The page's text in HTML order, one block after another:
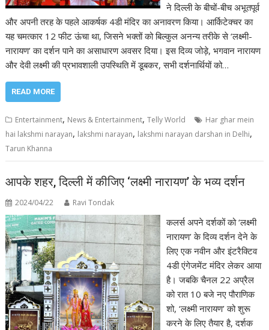
ने दिल्ली के बीचों-बीच अभूतपूर्व
और अपनी तरह के पहले आकर्षक 4डी मंदिर का अनावरण किया। आर्किटेक्चर का
यह चमत्कार 12 फीट ऊंचा था, जिसने भक्तों को बिल्कुल अनन्य तरीके से ‘लक्ष्मी-
नारायण’ का दर्शन पाने का असाधारण अवसर दिया। इस दिव्य जोड़े, भगवान नारायण
और देवी लक्ष्मी की प्रभावशाली उपस्थिति में डूबकर, सभी दर्शनार्थियों को…
READ MORE
Entertainment, News & Entertainment,Telly World
Har ghar mein
hai lakshmi narayan, lakshmi narayan, lakshmi narayan darshan in Delhi,
Tarun Khanna
आपके शहर, दिल्ली में कीजिए ‘लक्ष्मी नारायण’ के भव्य दर्शन
2024/04/22 Ravi Tondak
कलर्स अपने दर्शकों को ‘लक्ष्मी
नारायण’ के दिव्य दर्शन देने के
लिए एक नवीन और इंटरैक्टिव
4डी एंगेजमेंट मंदिर लेकर आया
है। जबकि चैनल 22 अप्रैल
को रात 10 बजे नए पौराणिक
शो, ‘लक्ष्मी नारायण’ को शुरू
करने के लिए तैयार है, दर्शक